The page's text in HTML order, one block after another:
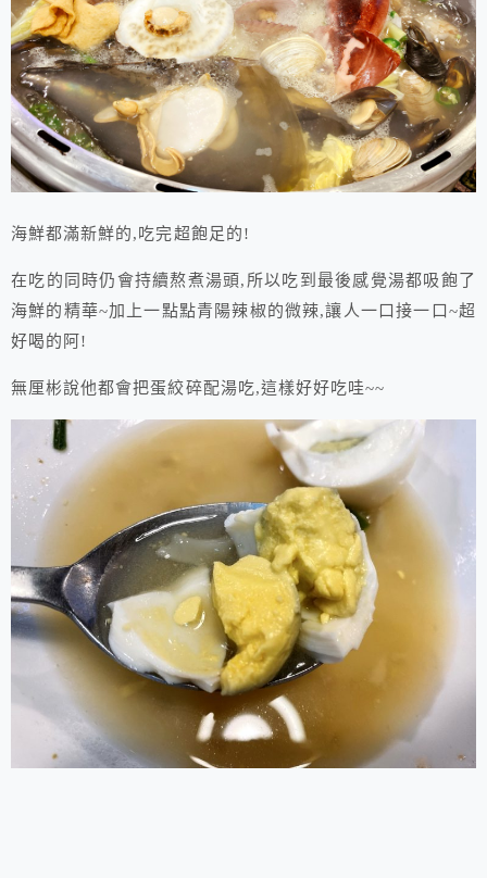
海鮮都滿新鮮的,吃完超飽足的!
在吃的同時仍會持續熬煮湯頭,所以吃到最後感覺湯都吸飽了
海鮮的精華~加上一點點青陽辣椒的微辣,讓人一口接一口~超
好喝的阿!
無厘彬說他都會把蛋絞碎配湯吃,這樣好好吃哇~~